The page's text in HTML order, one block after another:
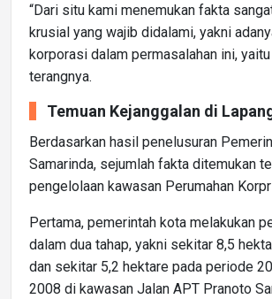
“Dari situ kami menemukan fakta
krusial yang wajib didalami, yakni
korporasi dalam permasalahan ini, yaitu
terangnya.
Temuan Kejanggalan di
Berdasarkan hasil penelusuran
Samarinda, sejumlah fakta ditemukan
pengelolaan kawasan Perumahan
Pertama, pemerintah kota melakukan
dalam dua tahap, yakni sekitar 8,5
dan sekitar 5,2 hektare pada periode
2008 di kawasan Jalan APT Pranoto